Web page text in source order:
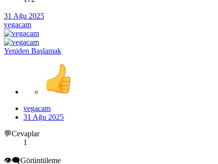
31 Ağu 2025
vegacam
Yeniden Başlamak
vegacam
31 Ağu 2025
💬Cevaplar
1
👁️‍🗨️Görüntüleme